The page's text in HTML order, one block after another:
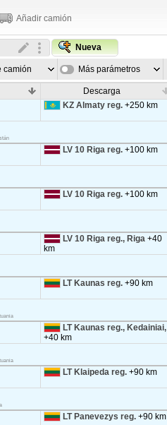
Añadir camión
Nueva
camión Más parámetros
Descarga
KZ Almaty reg. +250 km
LV 10 Riga reg. +100 km
LV 10 Riga reg. +100 km
LV 10 Riga reg., Riga +40
km
LT Kaunas reg. +90 km
LT Kaunas reg., Kedainiai,
+40 km
LT Klaipeda reg. +90 km
LT Panevezys reg. +90 km